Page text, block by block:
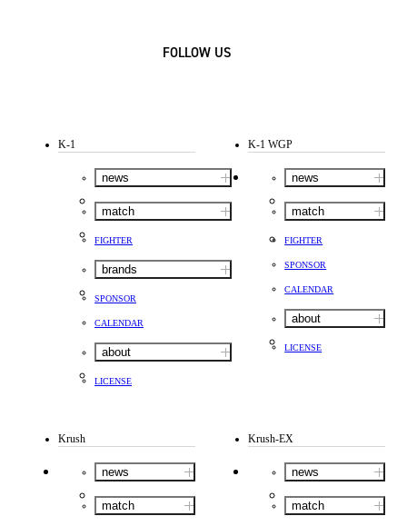
FOLLOW US
K-1
news
match
FIGHTER
brands
SPONSOR
CALENDAR
about
LICENSE
K-1 WGP
news
match
FIGHTER
SPONSOR
CALENDAR
about
LICENSE
Krush
news
match
Krush-EX
news
match